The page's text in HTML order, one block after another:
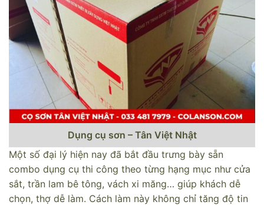
Dụng cụ sơn – Tân Việt Nhật
Một số đại lý hiện nay đã bắt đầu trưng bày sẵn
combo dụng cụ thi công theo từng hạng mục như cửa
sắt, trần lam bê tông, vách xi măng… giúp khách dễ
chọn, thợ dễ làm. Cách làm này không chỉ tăng độ tin